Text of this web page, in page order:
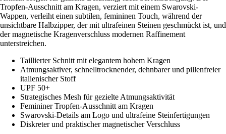
Tropfen-Ausschnitt am Kragen, verziert mit einem Swarovski-
Wappen, verleiht einen subtilen, femininen Touch, während der
unsichtbare Halbzipper, der mit ultrafeinen Steinen geschmückt ist, und
der magnetische Kragenverschluss modernen Raffinement
unterstreichen.
Taillierter Schnitt mit elegantem hohem Kragen
Atmungsaktiver, schnelltrocknender, dehnbarer und pillenfreier
italienischer Stoff
UPF 50+
Strategisches Mesh für gezielte Atmungsaktivität
Femininer Tropfen-Ausschnitt am Kragen
Swarovski-Details am Logo und ultrafeine Steinfertigungen
Diskreter und praktischer magnetischer Verschluss